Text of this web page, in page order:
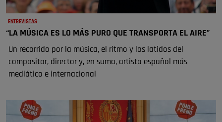
ENTREVISTAS
“LA MÚSICA ES LO MÁS PURO QUE TRANSPORTA EL AIRE”
Un recorrido por la música, el ritmo y los latidos del
compositor, director y, en suma, artista español más
mediático e internacional